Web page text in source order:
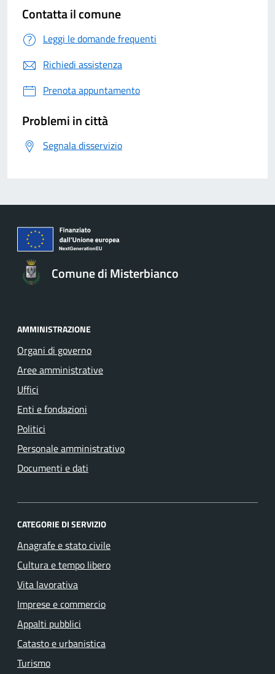
Contatta il comune
Leggi le domande frequenti
Richiedi assistenza
Prenota appuntamento
Problemi in città
Segnala disservizio
Comune di Misterbianco
AMMINISTRAZIONE
Organi di governo
Aree amministrative
Uffici
Enti e fondazioni
Politici
Personale amministrativo
Documenti e dati
CATEGORIE DI SERVIZIO
Anagrafe e stato civile
Cultura e tempo libero
Vita lavorativa
Imprese e commercio
Appalti pubblici
Catasto e urbanistica
Turismo